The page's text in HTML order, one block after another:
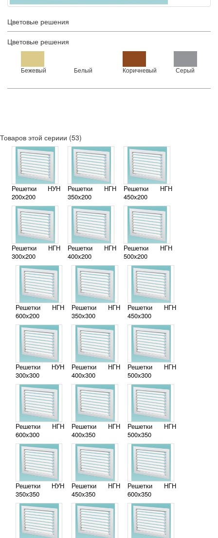
Цветовые решения
Цветовые решения
Бежевый Белый Коричневый Серый
Товаров этой сериии (53)
Решетки НУН
200х200
Решетки НГН
300х200
Решетки НГН
350х200
Решетки НГН
400х200
Решетки НГН
450х200
Решетки НГН
500х200
Решетки НГН
600х200
Решетки НУН
300х300
Решетки НГН
350х300
Решетки НГН
400х300
Решетки НГН
450х300
Решетки НГН
500х300
Решетки НГН
600х300
Решетки НУН
350х350
Решетки НГН
400х350
Решетки НГН
450х350
Решетки НГН
500х350
Решетки НГН
600х350